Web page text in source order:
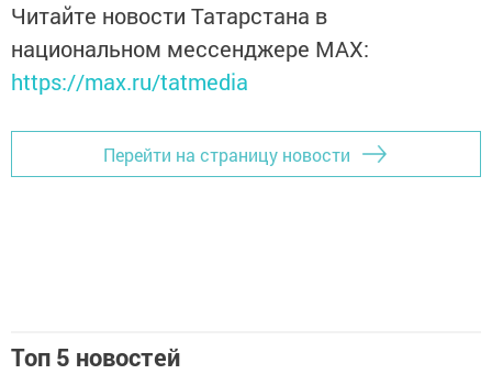
Читайте новости Татарстана в
национальном мессенджере MАХ:
https://max.ru/tatmedia
Перейти на страницу новости
Топ 5 новостей